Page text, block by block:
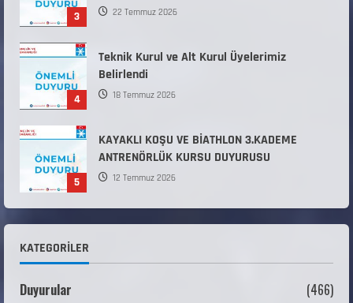
4
Teknik Kurul ve Alt Kurul Üyelerimiz
5
KAYAKLI KOŞU VE BİATHLON 3.KADEME
Millî Savunma Bakanlığı Kara, Deniz ve Hava
Kuvvetleri Komutanlıklarına 2026 Yılı (2026-
Temini Başvuruları Başlamıştır.
KATEGORILER
Duyurular
(466)